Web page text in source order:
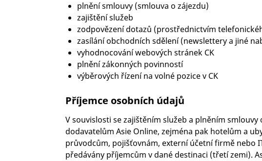
plnění smlouvy (smlouva o zájezdu)
zajištění služeb
zodpovězení dotazů (prostřednictvím
zasílání obchodních sdělení (newslettery a jiné
vyhodnocování webových stránek CK
plnění zákonných povinností
výběrových řízení na volné pozice v CK
Příjemce osobních údajů
V souvislosti se zajištěním služeb a plněním
dodavatelům Asie Online, zejména pak hotelům a
průvodcům, pojišťovnám, externí účetní firmě nebo
předávány příjemcům v dané destinaci (třetí zemi).